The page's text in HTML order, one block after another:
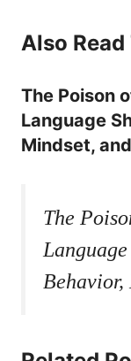
Also Read
The Poison
Language
Mindset,
The